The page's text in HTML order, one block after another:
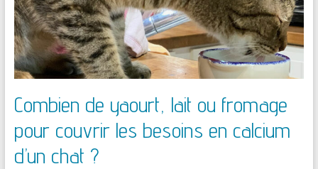
Combien de yaourt, lait ou fromage
pour couvrir les besoins en calcium
d’un chat ?